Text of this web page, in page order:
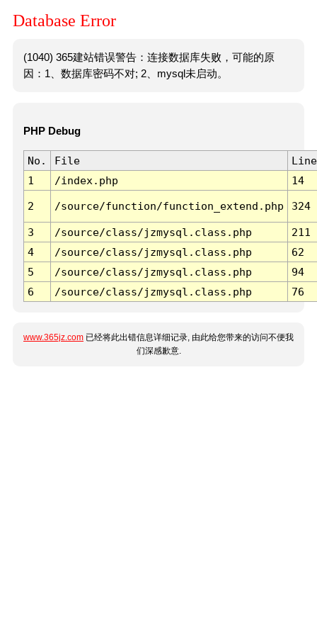
Database Error
(1040) 365建站错误警告：连接数据库失败，可能的原
因：1、数据库密码不对; 2、mysql未启动。
PHP Debug
No. File
Line
1
/index.php 14
2 /source/function/function_extend.php 324
3 /source/class/jzmysql.class.php
211
4
/source/class/jzmysql.class.php
62
5
/source/class/jzmysql.class.php
94
6
/source/class/jzmysql.class.php 76
www.365jz.com 已经将此出错信息详细记录, 由此给您带来的访问不便我
们深感歉意.